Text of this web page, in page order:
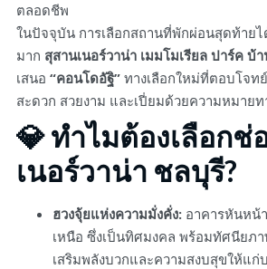
ตลอดชีพ
ในปัจจุบัน การเลือกสถานที่พักผ่อนสุดท้าย
มาก สุสานเนอร์วาน่า เมมโมเรียล ปาร์ค บ้
เสนอ “คอนโดอัฐิ” ทางเลือกใหม่ที่ตอบโจ
สะดวก สวยงาม และเปี่ยมด้วยความหมา
💎 ทำไมต้องเลือกช่
เนอร์วาน่า ชลบุรี?
ฮวงจุ้ยแห่งความมั่งคั่ง: อาคารหันหน้
เหนือ ซึ่งเป็นทิศมงคล พร้อมทัศนียภ
เสริมพลังบวกและความสงบสุขให้แก่